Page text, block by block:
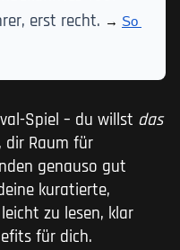
erst recht. → So
Spiel – du willst das
dir Raum für
genauso gut
kuratierte,
zu lesen, klar
für dich.